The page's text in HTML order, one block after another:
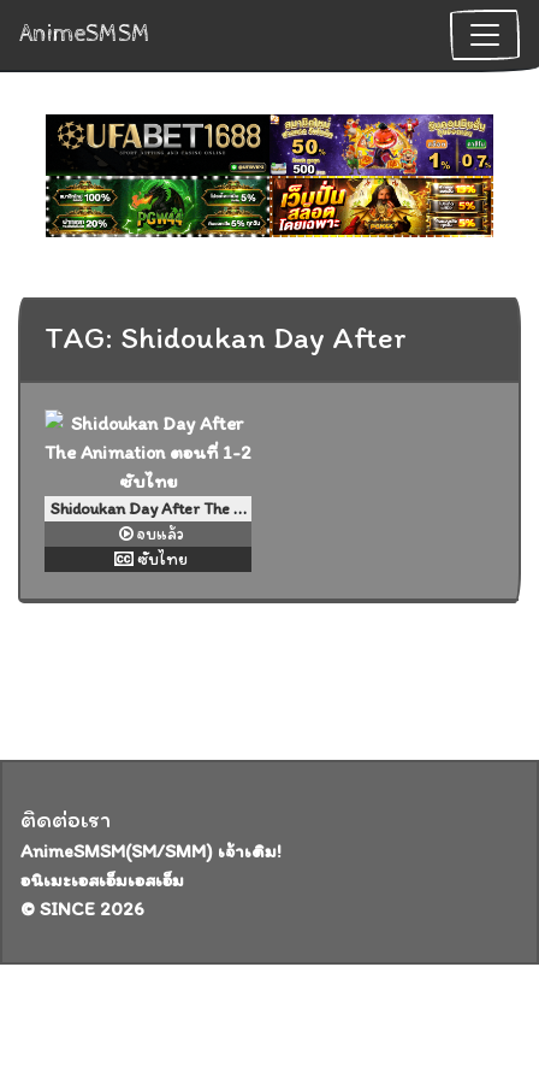
AnimeSMSM
TAG: Shidoukan Day After
Shidoukan Day After The Animation ตอนที่ 1-2 ซับไทย
จบแล้ว
ซับไทย
ติดต่อเรา
AnimeSMSM(SM/SMM) เจ้าเดิม!
อนิเมะเอสเอ็มเอสเอ็ม
© SINCE 2026